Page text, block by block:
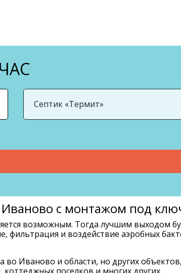
Иваново с монтажом под
возможным. Тогда лучшим выходом
фильтрация и воздействие аэробных
во Иваново и области, но других объектов,